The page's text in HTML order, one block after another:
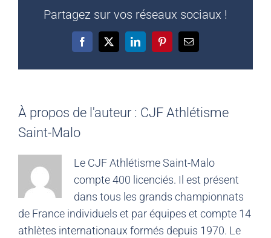
Partagez sur vos réseaux sociaux !
Facebook
X LinkedInPinterestEmail
À propos de l'auteur : CJF Athlétisme
Saint-Malo
Le CJF Athlétisme Saint-Malo
compte 400 licenciés. Il est présent
dans tous les grands championnats
de France individuels et par équipes et compte 14
athlètes internationaux formés depuis 1970. Le